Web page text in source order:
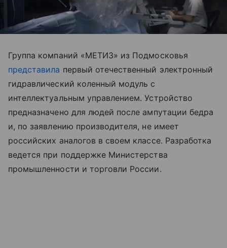
Группа компаний «МЕТИЗ» из Подмосковья
представила первый отечественный электронный
гидравлический коленный модуль с
интеллектуальным управлением. Устройство
предназначено для людей после ампутации бедра
и, по заявлению производителя, не имеет
российских аналогов в своем классе. Разработка
ведется при поддержке Министерства
промышленности и торговли России.